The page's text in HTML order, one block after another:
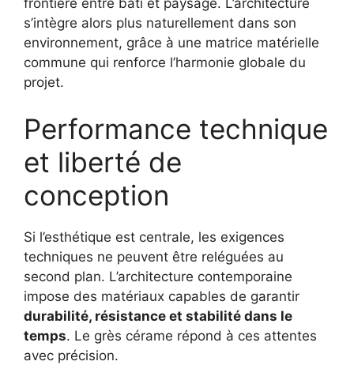
s’intègre alors plus naturellement dans son
environnement, grâce à une matrice matérielle
commune qui renforce l’harmonie globale du
projet.
Performance technique
et liberté de
conception
Si l’esthétique est centrale, les exigences
techniques ne peuvent être reléguées au
second plan. L’architecture contemporaine
impose des matériaux capables de garantir
durabilité, résistance et stabilité dans le
temps. Le grès cérame répond à ces attentes
avec précision.